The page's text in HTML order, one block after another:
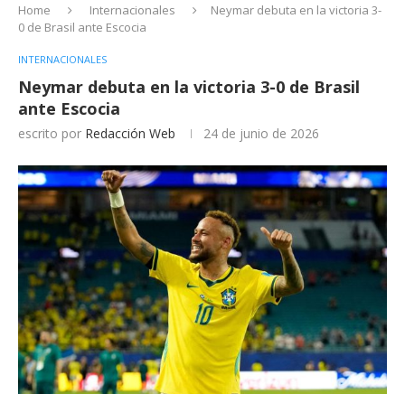
Home Internacionales
Neymar debuta en la victoria 3-
0 de Brasil ante Escocia
INTERNACIONALES
Neymar debuta en la victoria 3-0 de Brasil
ante Escocia
escrito por Redacción Web 24 de junio de 2026